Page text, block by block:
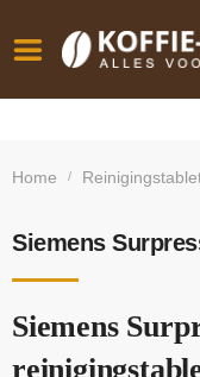
Home /
Siemens
Siemens